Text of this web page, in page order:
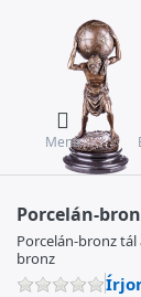
Menü
Porcelán-
Porcelán-bronz
bronz